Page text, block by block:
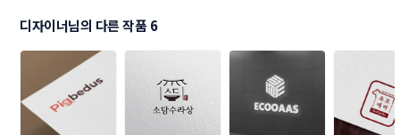
디자이너님의 다른 작품 6